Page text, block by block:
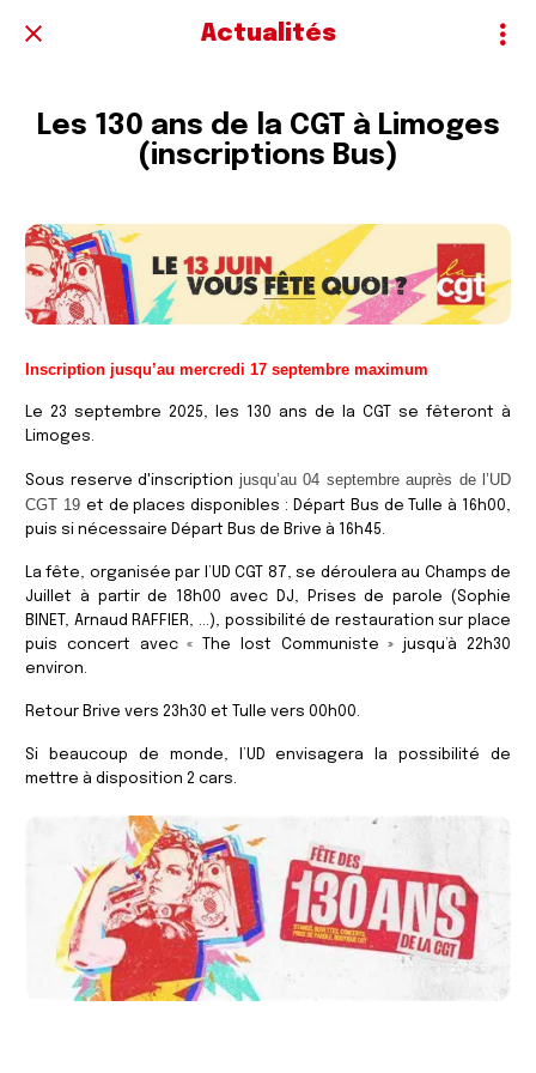
Actualités
Les 130 ans de la CGT à Limoges
(inscriptions Bus)
Inscription jusqu’au mercredi 17 septembre maximum
Le 23 septembre 2025, les 130 ans de la CGT se fêteront à
Limoges.
Sous reserve d'inscription jusqu’au 04 septembre auprès de l’UD
CGT 19 et de places disponibles : Départ Bus de Tulle à 16h00,
puis si nécessaire Départ Bus de Brive à 16h45.
La fête, organisée par l’UD CGT 87, se déroulera au Champs de
Juillet à partir de 18h00 avec DJ, Prises de parole (Sophie
BINET, Arnaud RAFFIER, …), possibilité de restauration sur place
puis concert avec « The lost Communiste » jusqu’à 22h30
environ.
Retour Brive vers 23h30 et Tulle vers 00h00.
Si beaucoup de monde, l’UD envisagera la possibilité de
mettre à disposition 2 cars.